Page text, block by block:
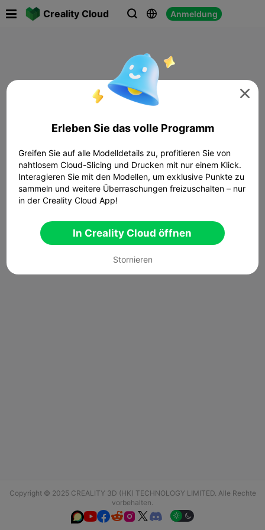
Creality Cloud   Anmeldung
Copyright © 2025 CREALITY 3D (HK) TECHNOLOGY LIMITED. Alle Rechte
vorbehalten.
  

Erleben Sie das volle Programm
Greifen Sie auf alle Modelldetails zu, profitieren Sie von
nahtlosem Cloud-Slicing und Drucken mit nur einem Klick.
Interagieren Sie mit den Modellen, um exklusive Punkte zu
sammeln und weitere Überraschungen freizuschalten – nur
in der Creality Cloud App!
In Creality Cloud öffnen
Stornieren